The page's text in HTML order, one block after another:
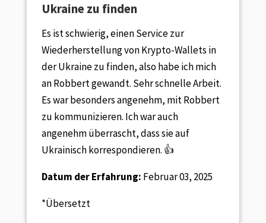
Ukraine zu finden
Es ist schwierig, einen Service zur
Wiederherstellung von Krypto-Wallets in
der Ukraine zu finden, also habe ich mich
an Robbert gewandt. Sehr schnelle Arbeit.
Es war besonders angenehm, mit Robbert
zu kommunizieren. Ich war auch
angenehm überrascht, dass sie auf
Ukrainisch korrespondieren. 👍
Datum der Erfahrung: Februar 03, 2025
*Übersetzt